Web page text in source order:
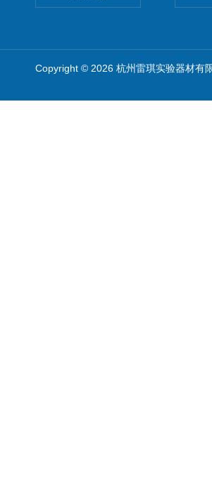
Copyright © 2026 杭州雷琪实验器材有